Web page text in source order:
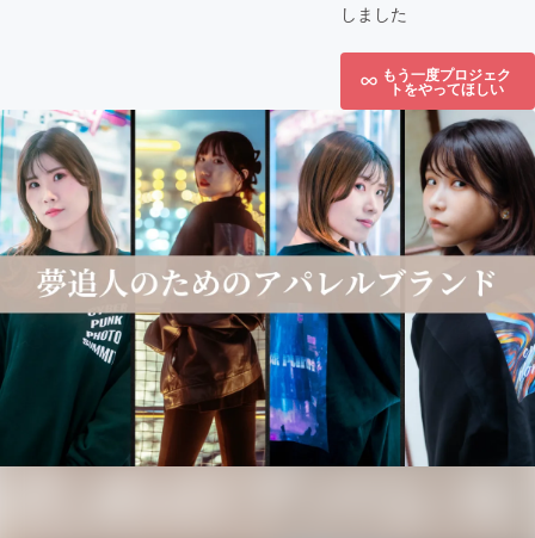
しました
もう一度プロジェク
トをやってほしい